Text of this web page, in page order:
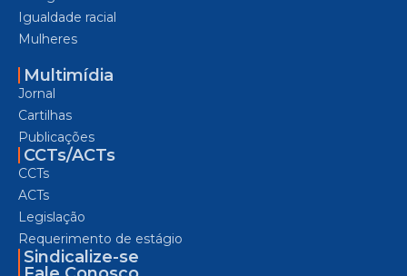
Igualdade racial
Mulheres
Multimídia
Jornal
Cartilhas
Publicações
CCTs/ACTs
CCTs
ACTs
Legislação
Requerimento de estágio
Sindicalize-se